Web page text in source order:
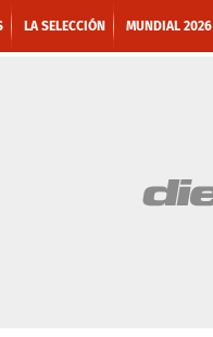
LA SELECCIÓN MUNDIAL 2026